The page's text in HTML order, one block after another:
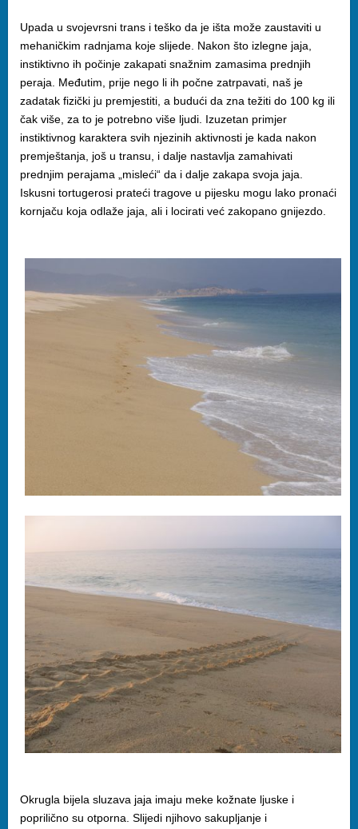
Upada u svojevrsni trans i teško da je išta može zaustaviti u
mehaničkim radnjama koje slijede. Nakon što izlegne jaja,
instiktivno ih počinje zakapati snažnim zamasima prednjih
peraja. Međutim, prije nego li ih počne zatrpavati, naš je
zadatak fizički ju premjestiti, a budući da zna težiti do 100 kg ili
čak više, za to je potrebno više ljudi. Izuzetan primjer
instiktivnog karaktera svih njezinih aktivnosti je kada nakon
premještanja, još u transu, i dalje nastavlja zamahivati
prednjim perajama „misleći“ da i dalje zakapa svoja jaja.
Iskusni tortugerosi prateći tragove u pijesku mogu lako pronaći
kornjaču koja odlaže jaja, ali i locirati već zakopano gnijezdo.
Okrugla bijela sluzava jaja imaju meke kožnate ljuske i
poprilično su otporna. Slijedi njihovo sakupljanje i